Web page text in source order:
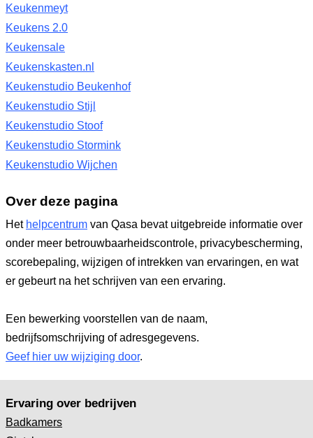
Keukenmeyt
Keukens 2.0
Keukensale
Keukenskasten.nl
Keukenstudio Beukenhof
Keukenstudio Stijl
Keukenstudio Stoof
Keukenstudio Stormink
Keukenstudio Wijchen
Over deze pagina
Het helpcentrum van Qasa bevat uitgebreide informatie over
onder meer betrouwbaarheidscontrole, privacybescherming,
scorebepaling, wijzigen of intrekken van ervaringen, en wat
er gebeurt na het schrijven van een ervaring.
Een bewerking voorstellen van de naam,
bedrijfsomschrijving of adresgegevens.
Geef hier uw wijziging door.
Ervaring over bedrijven
Badkamers